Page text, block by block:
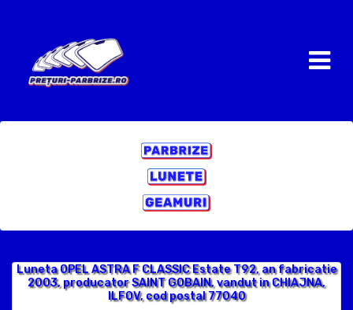
Luneta OPEL ASTRA F CLASSIC Estate T92, an fabricatie
2003, producator SAINT GOBAIN, vandut in CHIAJNA,
ILFOV, cod postal 77040